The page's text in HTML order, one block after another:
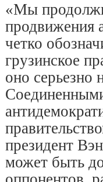
«Мы
продвижения
четко
грузинское
оно серьезно
президент
может быть